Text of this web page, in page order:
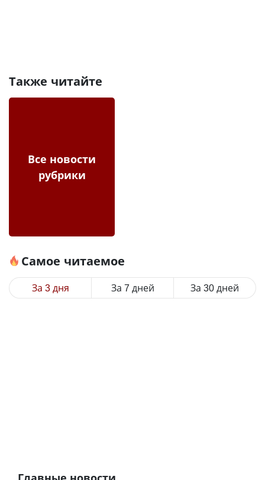
Также читайте
Все новости
рубрики
Самое читаемое
За 3 дня За 7 дней За 30 дней